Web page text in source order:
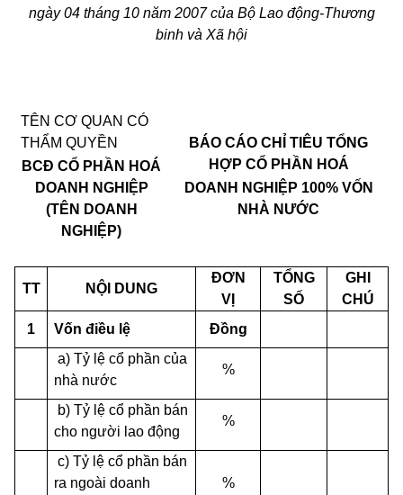
ngày 04 tháng 10 năm 2007 của Bộ Lao động-Thương
binh và Xã hội
TÊN CƠ QUAN CÓ
THẨM QUYỀN
BCĐ CỔ PHẦN HOÁ
DOANH NGHIỆP
(TÊN DOANH
NGHIỆP)
BÁO CÁO CHỈ TIÊU TỔNG
HỢP CỔ PHẦN HOÁ
DOANH NGHIỆP 100% VỐN
NHÀ NƯỚC
TT NỘI DUNG
ĐƠN
VỊ
TỔNG
SỐ
GHI
CHÚ
1
Vốn điều lệ
Đồng
a) Tỷ lệ cổ phần của
nhà nước
%
b) Tỷ lệ cổ phần bán
cho người lao động
%
c) Tỷ lệ cổ phần bán
ra ngoài doanh
%